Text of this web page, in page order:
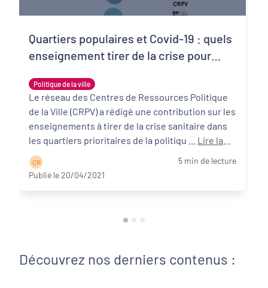
Politique de la ville
Quartiers populaires et Covid-19 : quels
enseignement tirer de la crise pour
Le réseau des Centres de Ressources Politique
de la Ville (CRPV) a rédigé une contribution sur les
enseignements à tirer de la crise sanitaire dans
Lire la
suite
C R
5 min de lecture
Publié le 20/04/2021
Découvrez nos derniers contenus :